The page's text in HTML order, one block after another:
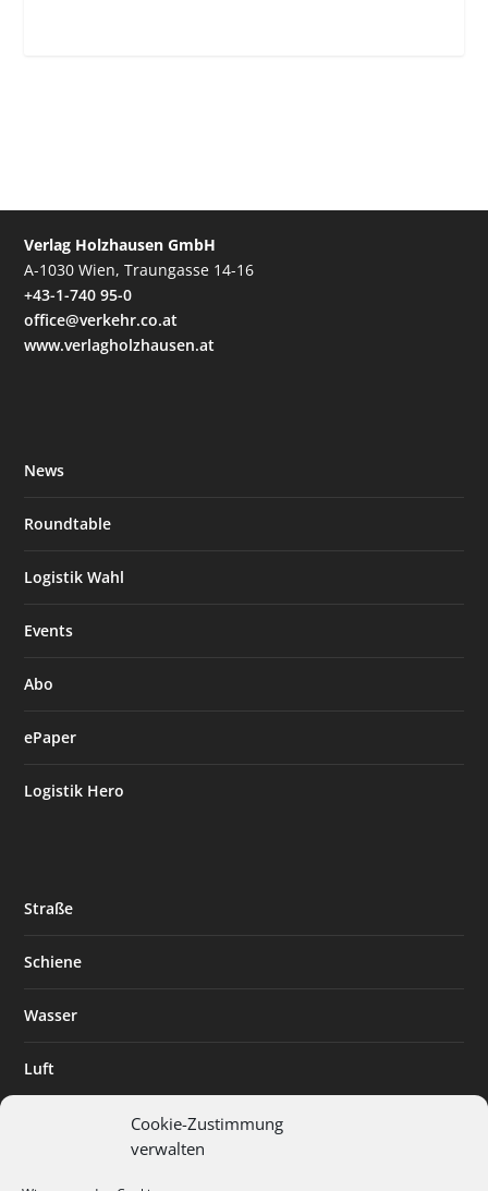
Cookie-Zustimmung
verwalten
Verlag Holzhausen GmbH
A-1030 Wien, Traungasse 14-16
+43-1-740 95-0
office@verkehr.co.at
www.verlagholzhausen.at
News
Roundtable
Logistik Wahl
Events
Abo
ePaper
Logistik Hero
Straße
Schiene
Wasser
Luft